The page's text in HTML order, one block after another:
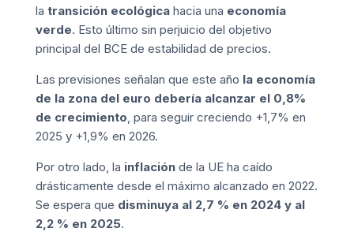
la transición ecológicahacia una economía
verde. Esto último sin perjuicio del objetivo
principal del BCE de estabilidad de precios.
Las previsiones señalan que este año la economía
de la zona del euro debería alcanzar el 0,8%
de crecimiento, para seguir creciendo +1,7% en
2025 y +1,9% en 2026.
Por otro lado, la inflaciónde la UE ha caído
drásticamente desde el máximo alcanzado en 2022.
Se espera que disminuya al 2,7 % en 2024 y al
2,2 % en 2025.